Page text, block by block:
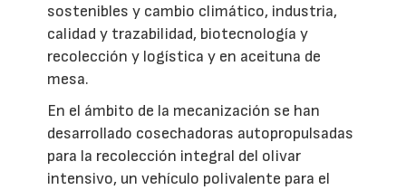
sostenibles y cambio climático, industria,
calidad y trazabilidad, biotecnología y
recolección y logística y en aceituna de
mesa.
En el ámbito de la mecanización se han
desarrollado cosechadoras autopropulsadas
para la recolección integral del olivar
intensivo, un vehículo polivalente para el